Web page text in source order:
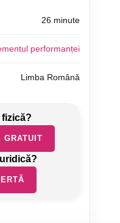
26 minute
performanței
Limba Română
GRATUIT